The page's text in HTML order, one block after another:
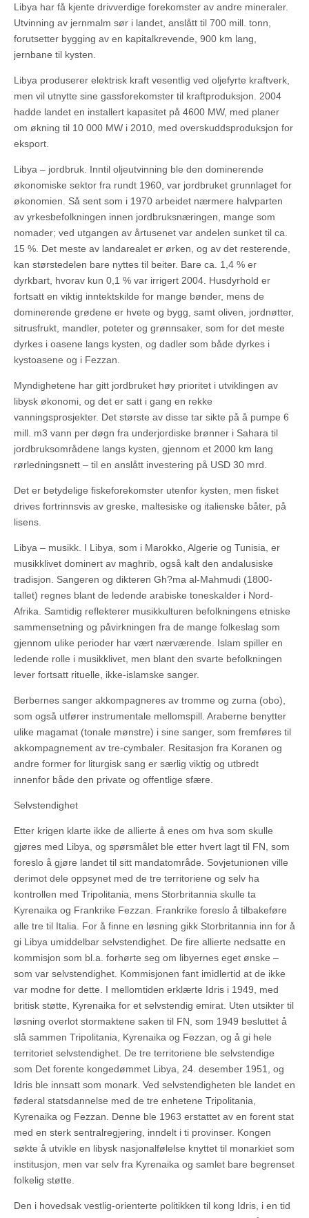
Libya har få kjente drivverdige forekomster av andre mineraler.
Utvinning av jernmalm sør i landet, anslått til 700 mill. tonn,
forutsetter bygging av en kapitalkrevende, 900 km lang,
jernbane til kysten.
Libya produserer elektrisk kraft vesentlig ved oljefyrte kraftverk,
men vil utnytte sine gassforekomster til kraftproduksjon. 2004
hadde landet en installert kapasitet på 4600 MW, med planer
om økning til 10 000 MW i 2010, med overskuddsproduksjon for
eksport.
Libya – jordbruk. Inntil oljeutvinning ble den dominerende
økonomiske sektor fra rundt 1960, var jordbruket grunnlaget for
økonomien. Så sent som i 1970 arbeidet nærmere halvparten
av yrkesbefolkningen innen jordbruksnæringen, mange som
nomader; ved utgangen av årtusenet var andelen sunket til ca.
15 %. Det meste av landarealet er ørken, og av det resterende,
kan størstedelen bare nyttes til beiter. Bare ca. 1,4 % er
dyrkbart, hvorav kun 0,1 % var irrigert 2004. Husdyrhold er
fortsatt en viktig inntektskilde for mange bønder, mens de
dominerende grødene er hvete og bygg, samt oliven, jordnøtter,
sitrusfrukt, mandler, poteter og grønnsaker, som for det meste
dyrkes i oasene langs kysten, og dadler som både dyrkes i
kystoasene og i Fezzan.
Myndighetene har gitt jordbruket høy prioritet i utviklingen av
libysk økonomi, og det er satt i gang en rekke
vanningsprosjekter. Det største av disse tar sikte på å pumpe 6
mill. m3 vann per døgn fra underjordiske brønner i Sahara til
jordbruksområdene langs kysten, gjennom et 2000 km lang
rørledningsnett – til en anslått investering på USD 30 mrd.
Det er betydelige fiskeforekomster utenfor kysten, men fisket
drives fortrinnsvis av greske, maltesiske og italienske båter, på
lisens.
Libya – musikk. I Libya, som i Marokko, Algerie og Tunisia, er
musikklivet dominert av maghrib, også kalt den andalusiske
tradisjon. Sangeren og dikteren Gh?ma al-Mahmudi (1800-
tallet) regnes blant de ledende arabiske toneskalder i Nord-
Afrika. Samtidig reflekterer musikkulturen befolkningens etniske
sammensetning og påvirkningen fra de mange folkeslag som
gjennom ulike perioder har vært nærværende. Islam spiller en
ledende rolle i musikklivet, men blant den svarte befolkningen
lever fortsatt rituelle, ikke-islamske sanger.
Berbernes sanger akkompagneres av tromme og zurna (obo),
som også utfører instrumentale mellomspill. Araberne benytter
ulike magamat (tonale mønstre) i sine sanger, som fremføres til
akkompagnement av tre-cymbaler. Resitasjon fra Koranen og
andre former for liturgisk sang er særlig viktig og utbredt
innenfor både den private og offentlige sfære.
Selvstendighet
Etter krigen klarte ikke de allierte å enes om hva som skulle
gjøres med Libya, og spørsmålet ble etter hvert lagt til FN, som
foreslo å gjøre landet til sitt mandatområde. Sovjetunionen ville
derimot dele oppsynet med de tre territoriene og selv ha
kontrollen med Tripolitania, mens Storbritannia skulle ta
Kyrenaika og Frankrike Fezzan. Frankrike foreslo å tilbakeføre
alle tre til Italia. For å finne en løsning gikk Storbritannia inn for å
gi Libya umiddelbar selvstendighet. De fire allierte nedsatte en
kommisjon som bl.a. forhørte seg om libyernes eget ønske –
som var selvstendighet. Kommisjonen fant imidlertid at de ikke
var modne for dette. I mellomtiden erklærte Idris i 1949, med
britisk støtte, Kyrenaika for et selvstendig emirat. Uten utsikter til
løsning overlot stormaktene saken til FN, som 1949 besluttet å
slå sammen Tripolitania, Kyrenaika og Fezzan, og å gi hele
territoriet selvstendighet. De tre territoriene ble selvstendige
som Det forente kongedømmet Libya, 24. desember 1951, og
Idris ble innsatt som monark. Ved selvstendigheten ble landet en
føderal statsdannelse med de tre enhetene Tripolitania,
Kyrenaika og Fezzan. Denne ble 1963 erstattet av en forent stat
med en sterk sentralregjering, inndelt i ti provinser. Kongen
søkte å utvikle en libysk nasjonalfølelse knyttet til monarkiet som
institusjon, men var selv fra Kyrenaika og samlet bare begrenset
folkelig støtte.
Den i hovedsak vestlig-orienterte politikken til kong Idris, i en tid